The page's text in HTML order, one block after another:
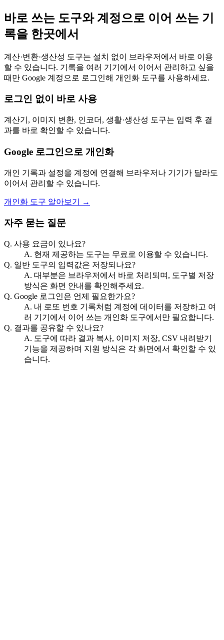
바로 쓰는 도구와 계정으로 이어 쓰는 기
록을 한곳에서
계산·변환·생산성 도구는 설치 없이 브라우저에서 바로 이용
할 수 있습니다. 기록을 여러 기기에서 이어서 관리하고 싶을
때만 Google 계정으로 로그인해 개인화 도구를 사용하세요.
로그인 없이 바로 사용
계산기, 이미지 변환, 인코더, 생활·생산성 도구는 입력 후 결
과를 바로 확인할 수 있습니다.
Google 로그인으로 개인화
개인 기록과 설정을 계정에 연결해 브라우저나 기기가 달라도
이어서 관리할 수 있습니다.
개인화 도구 알아보기 →
자주 묻는 질문
Q. 사용 요금이 있나요?
A. 현재 제공하는 도구는 무료로 이용할 수 있습니다.
Q. 일반 도구의 입력값은 저장되나요?
A. 대부분은 브라우저에서 바로 처리되며, 도구별 저장
방식은 화면 안내를 확인해주세요.
Q. Google 로그인은 언제 필요한가요?
A. 내 로또 번호 기록처럼 계정에 데이터를 저장하고 여
러 기기에서 이어 쓰는 개인화 도구에서만 필요합니다.
Q. 결과를 공유할 수 있나요?
A. 도구에 따라 결과 복사, 이미지 저장, CSV 내려받기
기능을 제공하며 지원 방식은 각 화면에서 확인할 수 있
습니다.